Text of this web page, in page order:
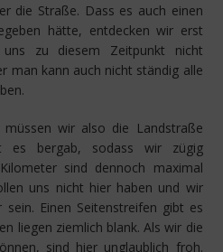
die Straße. Dass es auch einen
hätte, entdecken wir erst
zu diesem Zeitpunkt nicht
man kann auch nicht ständig alle
wir also die Landstraße
es bergab, sodass wir zügig
sind dennoch maximal
uns nicht hier haben und wir
Einen Seitenstreifen gibt es
liegen ziemlich blank. Als wir die
sind hier unglaublich froh.